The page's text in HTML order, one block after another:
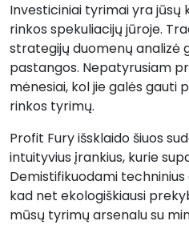
Investiciniai tyrimai yra jūsų
rinkos spekuliacijų jūroje.
strategijų duomenų analizė
pastangos. Nepatyrusiam
mėnesiai, kol jie galės gauti
rinkos tyrimų.
Profit Fury išsklaido šiuos
intuityvius įrankius, kurie
Demistifikuodami
kad net ekologiškiausi
mūsų tyrimų arsenalu su